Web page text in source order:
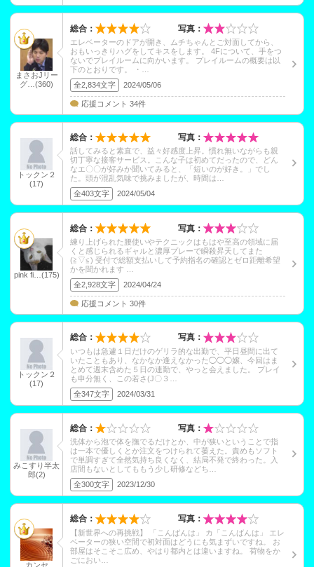
まさおJリー
グ…(360)
総合： 写真：
エレベーターのドアが開き、ムチちゃんとご対面してから、
おもいっきりハグをしてキスをします。 4Fについて、手をつ
ないでプレイルームに向かいます。 プレイルームの概要は以
下のとおりです。 ・…
全2,834文字
2024/05/06
応援コメント 34件
トックン２
(17)
総合： 写真：
話してみると素直で、益々好感度上昇。慣れ無いながらも親
切丁寧な接客サービス。こんな子は初めてだったので、どん
なエ〇〇が好みか聞いてみると、「短いのが好き。」でし
た。頭が混乱気味で挑みましたが、時間は…
全403文字
2024/05/04
pink fi…(175)
総合： 写真：
練り上げられた腰使いやテクニックはもはや至高の領域に届
くと感じられるギャルと濃厚プレーで瞬殺昇天してまた
(⁠≧⁠▽⁠≦⁠) 受付で総額支払いして予約指名の確認とゼロ距離希望
全2,928文字
2024/04/24
応援コメント 30件
トックン２
(17)
総合： 写真：
いつもは急遽１日だけのゲリラ的な出勤で、平日昼間に出て
いたこともあり、なかなか逢えなかった◯◯◯嬢、今回はま
とめて週末含めた５日の連勤で、やっと会えました。 プレイ
も申分無く、この若さ(J〇３…
全347文字
2024/03/31
みこすり半太
郎(2)
総合： 写真：
洗体から泡で体を撫でるだけとか、中が狭いということで指
は一本で優しくとか注文をつけられて萎えた。責めもソフト
で単調すぎて全然気持ち良くなく、結局不発で終わった。入
店間もないとしてももう少し研修などち…
全300文字
2023/12/30
カンセ
総合： 写真：
【新世界への再挑戦】 「こんばんは」 カ「こんばんは」 エレ
ベーターの狭い空間で初対面はどうにも気まずいですね。 お
部屋はそこそこ広め、やはり都内とは違いますね。 荷物をか
ごにおい…